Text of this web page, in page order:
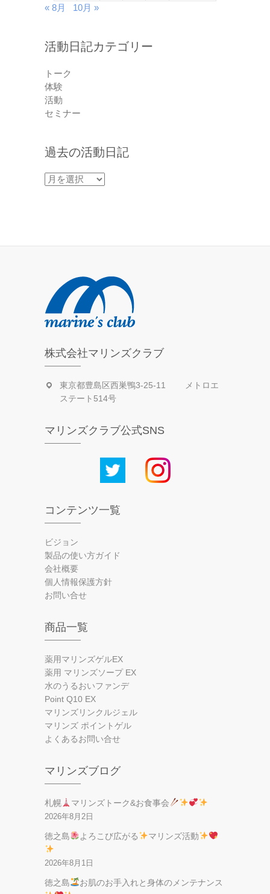
« 8月
10月 »
活動日記カテゴリー
トーク
体験
活動
セミナー
過去の活動日記
過
日
株式会社マリンズクラブ
東京都豊島区西巣鴨3-25-11 メトロエ
ステート514号
マリンズクラブ公式SNS
コンテンツ一覧
ビジョン
製品の使い方ガイド
会社概要
個人情報保護方針
お問い合せ
商品一覧
薬用マリンズゲルEX
薬用 マリンズソープ EX
水のうるおいファンデ
Point Q10 EX
マリンズリンクルジェル
マリンズ ポイントゲル
よくあるお問い合せ
マリンズブログ
札幌 マリンズトーク&お食事会
2026年8月2日
徳之島 よろこび広がる マリンズ活動
2026年8月1日
徳之島 お肌のお手入れと身体のメンテナンス